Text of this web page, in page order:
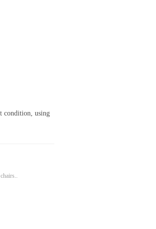
condition, using